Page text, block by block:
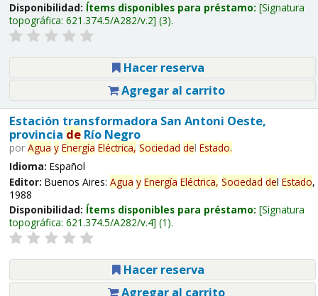
Disponibilidad: Ítems disponibles para préstamo: Signatura
topográfica: 621.374.5/A282/v.2 (3).
Hacer reserva
Agregar al carrito
Estación transformadora San Antoni Oeste,
provincia deRío Negro
por Agua y Energía Eléctrica, Sociedad del Estado.
Idioma: Español
Editor: Buenos Aires: Agua y Energía Eléctrica, Sociedad del Estado,
1988
Disponibilidad: Ítems disponibles para préstamo: Signatura
topográfica: 621.374.5/A282/v.4 (1).
Hacer reserva
Agregar al carrito